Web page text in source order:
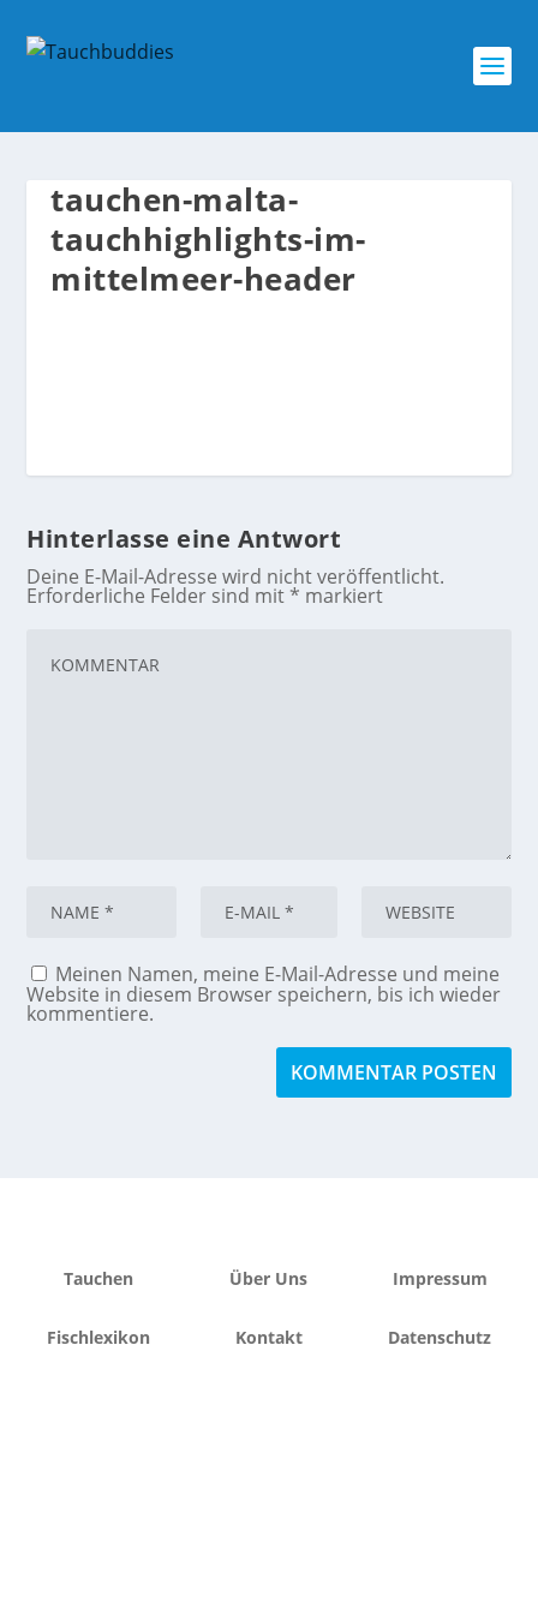
tauchen-malta-
tauchhighlights-im-
mittelmeer-header
Hinterlasse eine Antwort
Deine E-Mail-Adresse wird nicht veröffentlicht.
Erforderliche Felder sind mit* markiert
Meinen Namen, meine E-Mail-Adresse und meine
Website in diesem Browser speichern, bis ich wieder
kommentiere.
Tauchen
Fischlexikon
Über Uns
Kontakt
Impressum
Datenschutz